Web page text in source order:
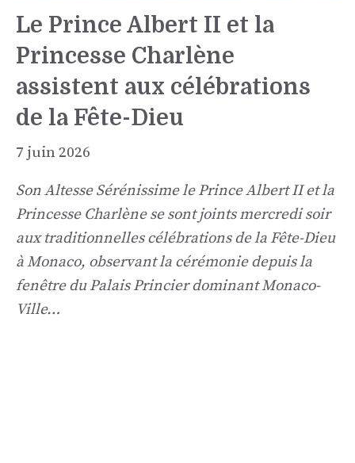
Le Prince Albert II et la
Princesse Charlène
assistent aux célébrations
de la Fête-Dieu
7 juin 2026
Son Altesse Sérénissime le Prince Albert II et la
Princesse Charlène se sont joints mercredi soir
aux traditionnelles célébrations de la Fête-Dieu
à Monaco, observant la cérémonie depuis la
fenêtre du Palais Princier dominant Monaco-
Ville…